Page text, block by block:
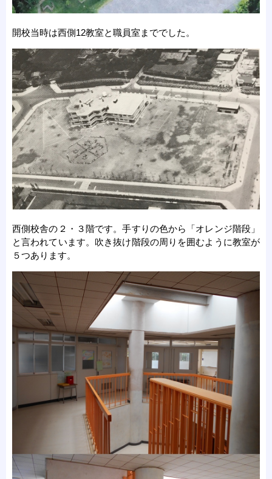
開校当時は西側12教室と職員室まででした。
西側校舎の２・３階です。手すりの色から「オレンジ階段」
と言われています。吹き抜け階段の周りを囲むように教室が
５つあります。